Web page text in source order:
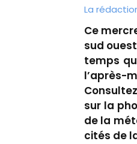
La
Ce
sud
temps
l’après-
sur la
de la
cités de